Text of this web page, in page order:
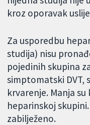
kroz oporavak
Za usporedbu
studija) nisu
pojedinih skupina
simptomatski DVT,
krvarenje. Manja
heparinskoj
zabilježeno.